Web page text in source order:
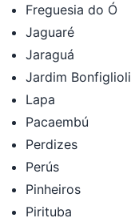
Freguesia do Ó
Jaguaré
Jaraguá
Jardim Bonfiglioli
Lapa
Pacaembú
Perdizes
Perús
Pinheiros
Pirituba